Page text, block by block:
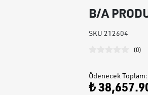
B/A
SKU 212604
(0)
Ödenecek Toplam:
₺